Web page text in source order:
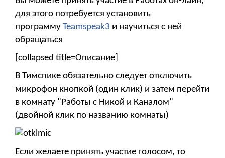
для этого потребуется установить
программу Teamspeak3 и научиться с ней
обращаться
[collapsed title=Описание]
В Тимспике обязательно следует отключить
микрофон кнопкой (один клик) и затем перейти
в комнату "Работы с Никой и Каналом"
(двойной клик по названию комнаты)
Если желаете принять участие голосом, то